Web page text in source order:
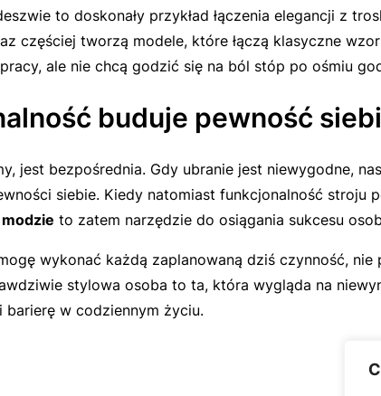
to doskonały przykład łączenia elegancji z
częściej tworzą modele, które łączą klasyczne
ale nie chcą godzić się na ból stóp po ośmiu
buduje pewność
jest bezpośrednia. Gdy ubranie jest niewygodne,
siebie. Kiedy natomiast funkcjonalność stroju
to zatem narzędzie do osiągania sukcesu
wykonać każdą zaplanowaną dziś czynność,
stylowa osoba to ta, która wygląda na
barierę w codziennym życiu.